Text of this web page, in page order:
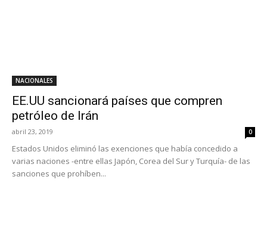
NACIONALES
EE.UU sancionará países que compren
petróleo de Irán
abril 23, 2019 0
Estados Unidos eliminó las exenciones que había concedido a
varias naciones -entre ellas Japón, Corea del Sur y Turquía- de las
sanciones que prohíben...